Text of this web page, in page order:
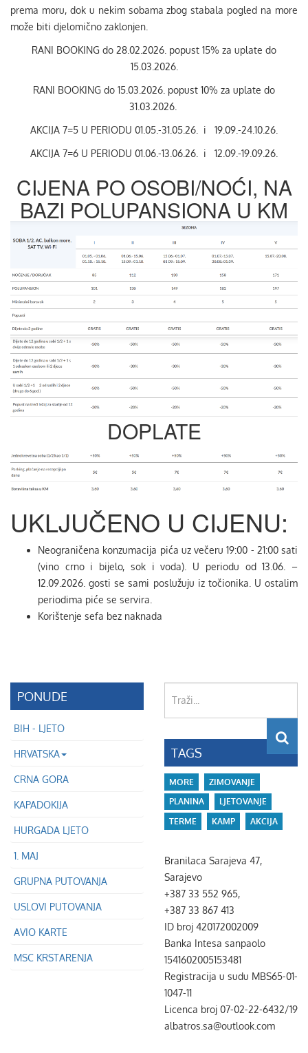
prema moru, dok u nekim sobama zbog stabala pogled na more
može biti djelomično zaklonjen.
RANI BOOKING do 28.02.2026. popust 15% za uplate do
15.03.2026.
RANI BOOKING do 15.03.2026. popust 10% za uplate do
31.03.2026.
AKCIJA 7=5 U PERIODU 01.05.-31.05.26. i 19.09.-24.10.26.
AKCIJA 7=6 U PERIODU 01.06.-13.06.26. i 12.09.-19.09.26.
CIJENA PO OSOBI/NOĆI, NA
BAZI POLUPANSIONA U KM
DOPLATE
UKLJUČENO U CIJENU:
Neograničena konzumacija pića uz večeru 19:00 - 21:00 sati
(vino crno i bijelo, sok i voda). U periodu od 13.06. –
12.09.2026. gosti se sami poslužuju iz točionika. U ostalim
periodima piće se servira.
Korištenje sefa bez naknada
PONUDE
BIH - LJETO
HRVATSKA
CRNA GORA
KAPADOKIJA
HURGADA LJETO
1. MAJ
GRUPNA PUTOVANJA
USLOVI PUTOVANJA
AVIO KARTE
MSC KRSTARENJA
TAGS
MORE
ZIMOVANJE
PLANINA
LJETOVANJE
TERME
KAMP AKCIJA
Branilaca Sarajeva 47,
Sarajevo
+387 33 552 965,
+387 33 867 413
ID broj 420172002009
Banka Intesa sanpaolo
1541602005153481
Registracija u sudu MBS65-01-
1047-11
Licenca broj 07-02-22-6432/19
albatros.sa@outlook.com